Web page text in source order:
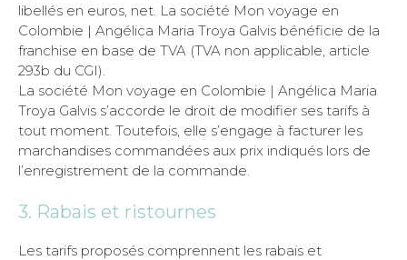
libellés en euros, net. La société Mon voyage en
Colombie | Angélica Maria Troya Galvis bénéficie de la
franchise en base de TVA (TVA non applicable, article
293b du CGI).
La société Mon voyage en Colombie | Angélica Maria
Troya Galvis s’accorde le droit de modifier ses tarifs à
tout moment. Toutefois, elle s’engage à facturer les
marchandises commandées aux prix indiqués lors de
l’enregistrement de la commande.
3. Rabais et ristournes
Les tarifs proposés comprennent les rabais et